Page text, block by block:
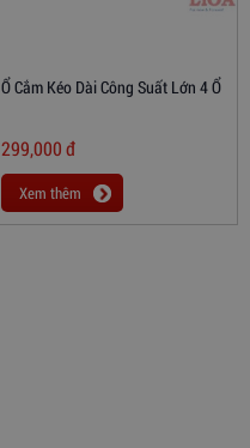
Ổ Cắm Kéo Dài Công Suất Lớn 4 Ổ
299,000đ
Xem thêm